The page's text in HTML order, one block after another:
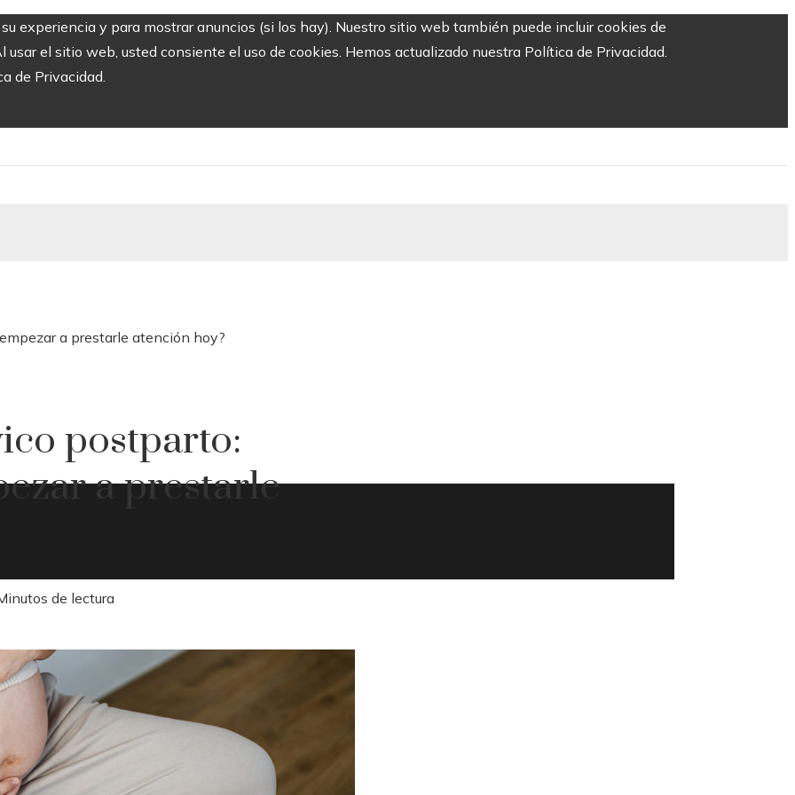
experiencia y para mostrar anuncios (si los hay). Nuestro sitio web también puede incluir cookies de
el sitio web, usted consiente el uso de cookies. Hemos actualizado nuestra Política de Privacidad.
de Privacidad.
a prestarle atención hoy?
postparto:
a prestarle
de lectura